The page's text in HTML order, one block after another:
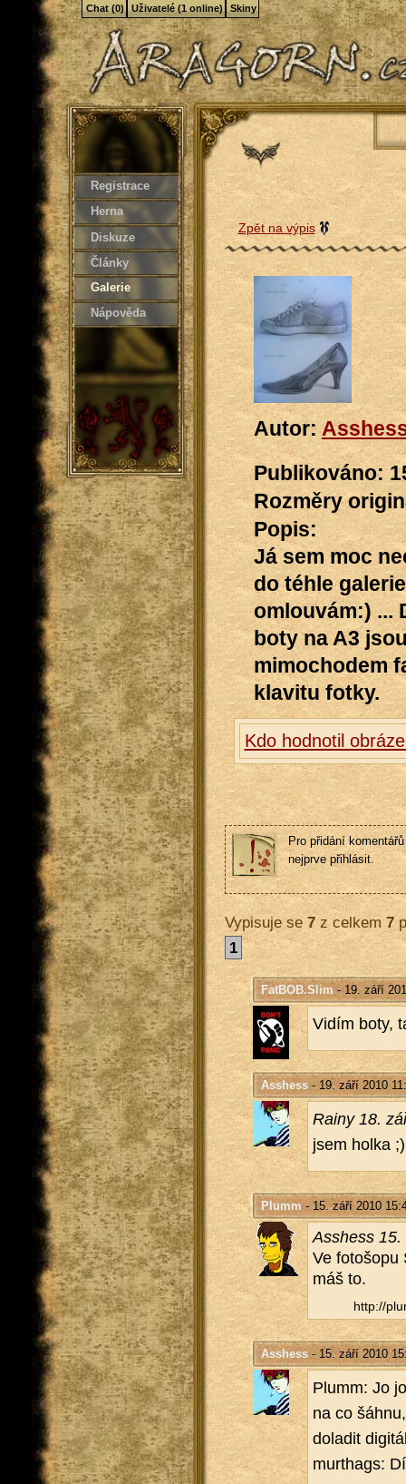
Registrace
Herna
Diskuze
Články
Galerie
Nápověda
Zpět na výpis
Autor:
Publikováno:
Rozměry
Popis:
Já sem moc
do téhle
omlouvám:) ...
boty na A3
mimochodem
klavitu fotky.
Kdo hodnotil
Pro přidání
nejprve přihlásit.
Vypisuje se 7z celkem 7
1
FatBOB.Slim - 19. září
Vidím boty,
Asshess- 19. září 2010
Rainy 18.
jsem holka ;)
Plumm - 15. září 2010
Asshess
Ve fo­to­šo­pu
máš to.
http://​
Asshess- 15. září 2010
Plumm: Jo
na co
do­la­dit
murthags:
Chat (0) Uživatelé (1 online) Skiny